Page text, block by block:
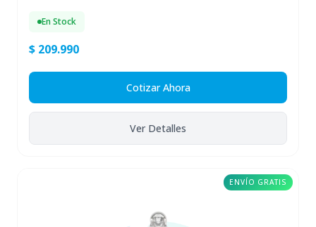
En Stock
$ 209.990
Cotizar Ahora
Ver Detalles
ENVÍO GRATIS